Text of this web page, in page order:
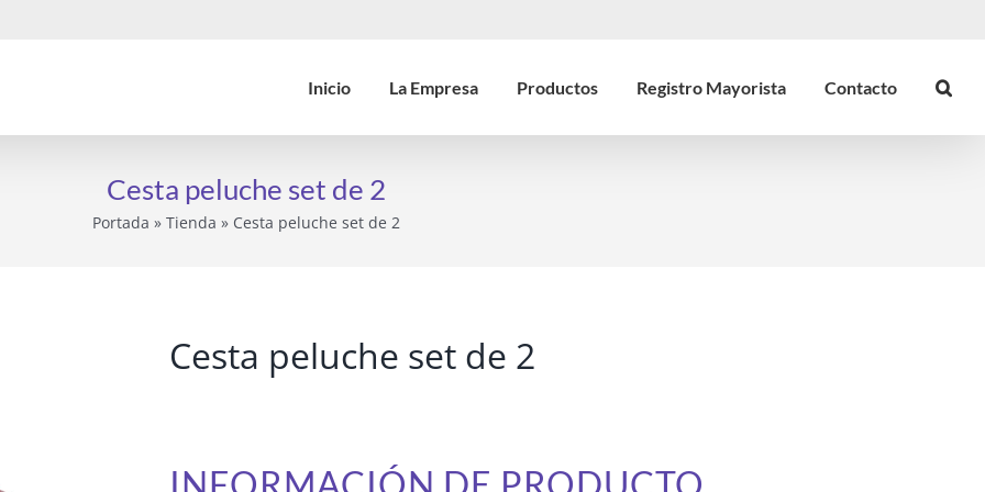
Inicio La Empresa Productos Registro Mayorista Contacto
Cesta peluche set de 2
Portada » Tienda » Cesta peluche set de 2
Cesta peluche set de 2